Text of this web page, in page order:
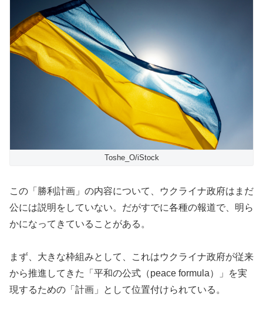
Toshe_O/iStock
この「勝利計画」の内容について、ウクライナ政府はまだ
公には説明をしていない。だがすでに各種の報道で、明ら
かになってきていることがある。
まず、大きな枠組みとして、これはウクライナ政府が従来
から推進してきた「平和の公式（peace formula）」を実
現するための「計画」として位置付けられている。